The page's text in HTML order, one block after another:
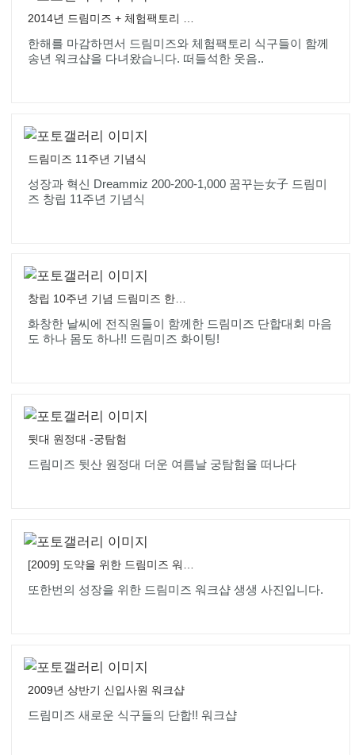
한해를 마감하면서 드림미즈와 체험팩토리 식구들이 함께
송년 워크샵을 다녀왔습니다. 떠들석한 웃음..
드림미즈 11주년 기념식
성장과 혁신 Dreammiz 200-200-1,000 꿈꾸는女子 드림미
즈 창립 11주년 기념식
창립 10주년 기념 드림미즈 한마음 단합대회
화창한 날씨에 전직원들이 함께한 드림미즈 단합대회 마음
도 하나 몸도 하나!! 드림미즈 화이팅!
뒷대 원정대 -궁탐험
드림미즈 뒷산 원정대 더운 여름날 궁탐험을 떠나다
또한번의 성장을 위한 드림미즈 워크샵 생생 사진입니다.
2009년 상반기 신입사원 워크샵
드림미즈 새로운 식구들의 단합!! 워크샵